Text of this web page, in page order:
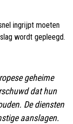
ingrijpt moeten
wordt gepleegd.
geheime
dat hun
De diensten
aanslagen.